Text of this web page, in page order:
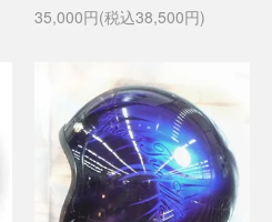
35,000円(税込38,500円)